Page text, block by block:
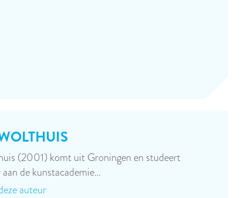
(2001) komt uit Groningen en studeert
de kunstacademie…
auteur